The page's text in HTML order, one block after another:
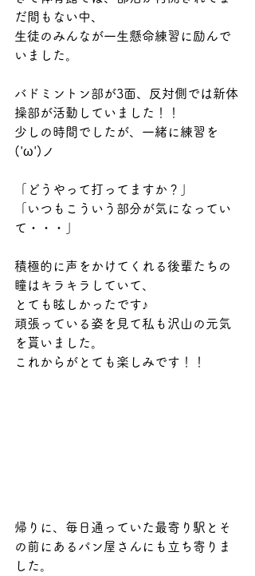
だ間もない中、
生徒のみんなが一生懸命練習に励んで
いました。
バドミントン部が3面、反対側では新体
操部が活動していました！！
少しの時間でしたが、一緒に練習を
('ω')ノ
「どうやって打ってますか？」
「いつもこういう部分が気になってい
て・・・」
積極的に声をかけてくれる後輩たちの
瞳はキラキラしていて、
とても眩しかったです♪
頑張っている姿を見て私も沢山の元気
を貰いました。
これからがとても楽しみです！！
帰りに、毎日通っていた最寄り駅とそ
の前にあるパン屋さんにも立ち寄りま
した。